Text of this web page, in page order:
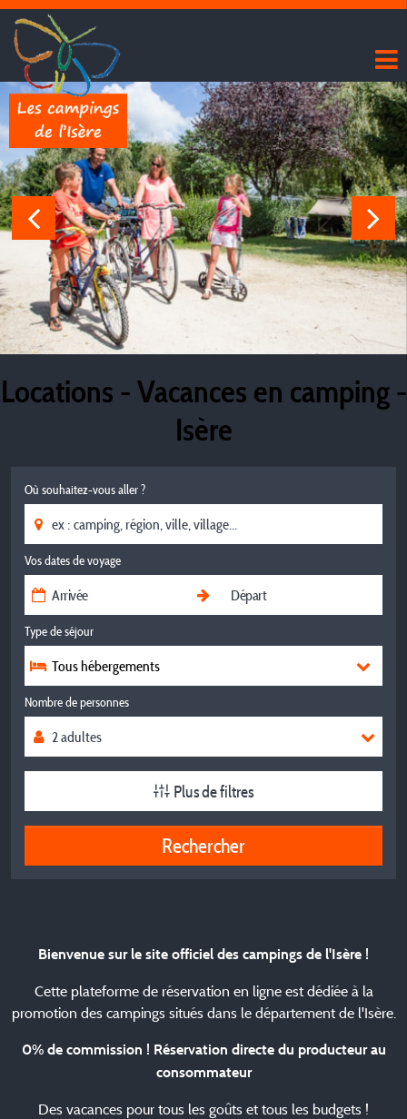
Locations - Vacances en camping -
Isère
Où souhaitez-vous aller ?
Vos dates de voyage
Type de séjour
Tous hébergements
Nombre de personnes
Rechercher
Plus de filtres
Bienvenue sur le site officiel des campings de l'Isère !
Cette plateforme de réservation en ligne est dédiée à la
promotion des campings situés dans le département de l'Isère.
0% de commission ! Réservation directe du producteur au
consommateur
Des vacances pour tous les goûts et tous les budgets !